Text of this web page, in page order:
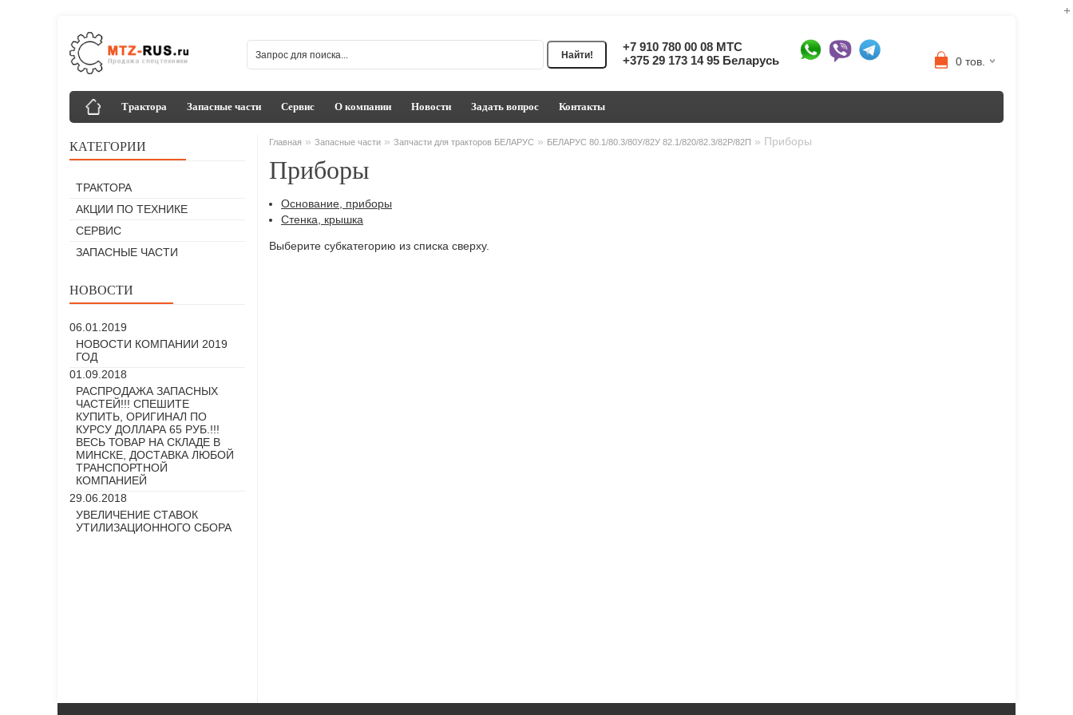
+7 910 780 00 08 МТС
+375 29 173 14 95 Беларусь
0 тов.
Трактора Запасные части Сервис О компании Новости Задать вопрос Контакты
КАТЕГОРИИ
ТРАКТОРА
АКЦИИ ПО ТЕХНИКЕ
СЕРВИС
ЗАПАСНЫЕ ЧАСТИ
НОВОСТИ
06.01.2019
НОВОСТИ КОМПАНИИ 2019
ГОД
01.09.2018
РАСПРОДАЖА ЗАПАСНЫХ
ЧАСТЕЙ!!! СПЕШИТЕ
КУПИТЬ, ОРИГИНАЛ ПО
КУРСУ ДОЛЛАРА 65 РУБ.!!!
ВЕСЬ ТОВАР НА СКЛАДЕ В
МИНСКЕ, ДОСТАВКА ЛЮБОЙ
ТРАНСПОРТНОЙ
КОМПАНИЕЙ
29.06.2018
УВЕЛИЧЕНИЕ СТАВОК
УТИЛИЗАЦИОННОГО СБОРА
Главная » Запасные части » Запчасти для тракторов БЕЛАРУС » БЕЛАРУС 80.1/80.3/80У/82У 82.1/820/82.3/82P/82П » Приборы
Приборы
Основание, приборы
Стенка, крышка
Выберите субкатегорию из списка сверху.